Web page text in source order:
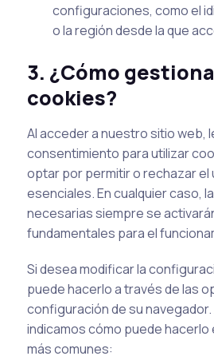
configuraciones, como el
o la región desde la que
3. ¿Cómo
cookies?
Al acceder a nuestro sitio web,
consentimiento para utilizar
optar por permitir o rechazar el
esenciales. En cualquier caso,
necesarias siempre se
fundamentales para el
Si desea modificar la
puede hacerlo a través de las
configuración de su
indicamos cómo puede
más comunes: